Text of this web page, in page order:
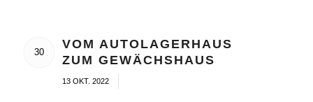
30
VOM AUTOLAGERHAUS
ZUM GEWÄCHSHAUS
13 OKT. 2022